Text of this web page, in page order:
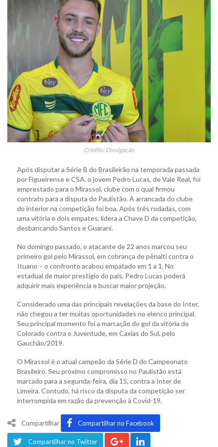
Crédito: Divulgação
Após disputar a Série B do Brasileirão na temporada passada
por Figueirense e CSA, o jovem Pedro Lucas, de Vale Real, foi
emprestado para o Mirassol, clube com o qual firmou
contrato para a disputa do Paulistão. A arrancada do clube
do interior na competição foi boa. Após três rodadas, com
uma vitória e dois empates, lidera a Chave D da competição,
desbancando Santos e Guarani.
No domingo passado, o atacante de 22 anos marcou seu
primeiro gol pelo Mirassol, em cobrança de pênalti contra o
Ituano – o confronto acabou empatado em 1 a 1. No
estadual de maior prestígio do país, Pedro Lucas poderá
adquirir mais experiência e buscar maior projeção.
Considerado uma das principais revelações da base do Inter,
não chegou a ter muitas oportunidades no elenco principal.
Seu principal momento foi a marcação do gol da vitória do
Colorado contra o Juventude, em Caxias do Sul, pelo
Gauchão/2019.
O Mirassol é o atual campeão da Série D do Campeonato
Brasileiro. Seu próximo compromisso no Paulistão está
marcado para a segunda-feira, dia 15, contra a Inter de
Limeira. Contudo, há risco da disputa da competição ser
interrompida em razão da prevenção à Covid-19.
Compartilhar Compartilhar no Facebook
Compartilhar no Twitter